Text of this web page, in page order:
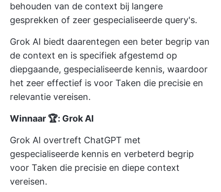
behouden van de context bij langere
gesprekken of zeer gespecialiseerde query's.
Grok AI biedt daarentegen een beter begrip van
de context en is specifiek afgestemd op
diepgaande, gespecialiseerde kennis, waardoor
het zeer effectief is voor Taken die precisie en
relevantie vereisen.
Winnaar 🏆: Grok AI
Grok AI overtreft ChatGPT met
gespecialiseerde kennis en verbeterd begrip
voor Taken die precisie en diepe context
vereisen.